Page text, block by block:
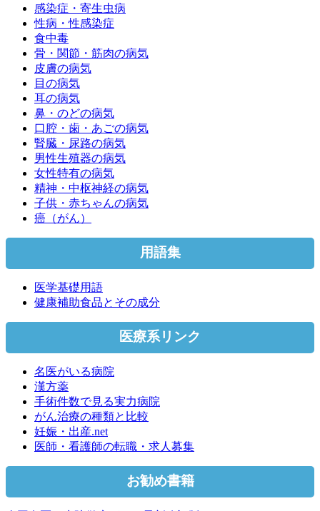
感染症・寄生虫病
性病・性感染症
食中毒
骨・関節・筋肉の病気
皮膚の病気
目の病気
耳の病気
鼻・のどの病気
口腔・歯・あごの病気
腎臓・尿路の病気
男性生殖器の病気
女性特有の病気
精神・中枢神経の病気
子供・赤ちゃんの病気
癌（がん）
用語集
医学基礎用語
健康補助食品とその成分
医療系リンク
名医がいる病院
漢方薬
手術件数で見る実力病院
がん治療の種類と比較
妊娠・出産.net
医師・看護師の転職・求人募集
お勧め書籍